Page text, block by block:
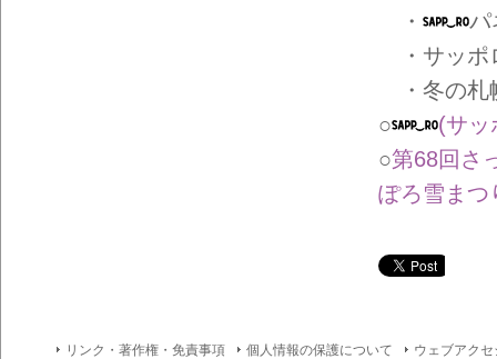
・
パ
・サッポ
・冬の札
○
(サッ
○第68回さ
ぽろ雪まつ
リンク・著作権・免責事項 個人情報の保護について ウェブアク